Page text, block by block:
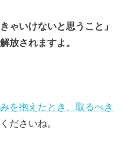
ゃいけないと思うこと」
放されますよ。
を抱えたとき、取るべき
ださいね。